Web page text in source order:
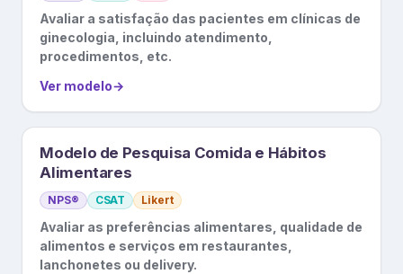
Avaliar a satisfação das pacientes em clínicas de
ginecologia, incluindo atendimento,
procedimentos, etc.
Ver modelo→
Modelo de Pesquisa Comida e Hábitos
Alimentares
NPS® CSAT Likert
Avaliar as preferências alimentares, qualidade de
alimentos e serviços em restaurantes,
lanchonetes ou delivery.